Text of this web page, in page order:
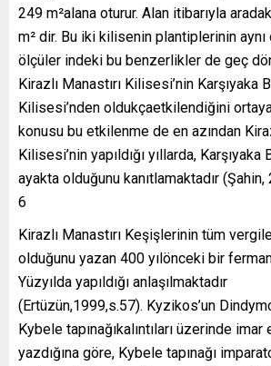
249 m²alana oturur. Alan itibarıyla
m² dir. Bu iki kilisenin plantiplerinin aynı
ölçüler indeki bu benzerlikler de geç
Kirazlı Manastırı Kilisesi’nin Karşıyaka
Kilisesi’nden oldukçaetkilendiğini
konusu bu etkilenme de en azından
Kilisesi’nin yapıldığı yıllarda,
ayakta olduğunu kanıtlamaktadır
6
Kirazlı Manastırı Keşişlerinin tüm
olduğunu yazan 400 yılönceki bir
Yüzyılda yapıldığı anlaşılmaktadır
(Ertüzün,1999,s.57). Kyzikos’un
Kybele tapınağıkalıntıları üzerinde
yazdığına göre, Kybele tapınağı